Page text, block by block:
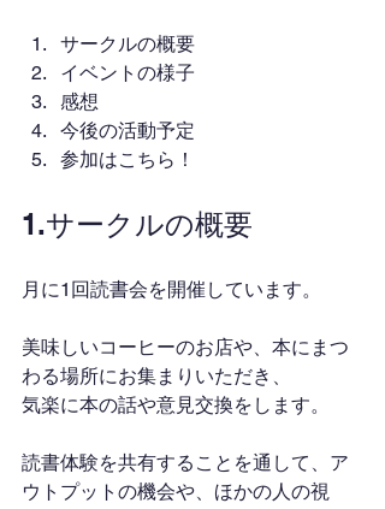
サークルの概要
イベントの様子
感想
今後の活動予定
参加はこちら！
1.サークルの概要
月に1回読書会を開催しています。
美味しいコーヒーのお店や、本にまつ
わる場所にお集まりいただき、
気楽に本の話や意見交換をします。
読書体験を共有することを通して、ア
ウトプットの機会や、ほかの人の視